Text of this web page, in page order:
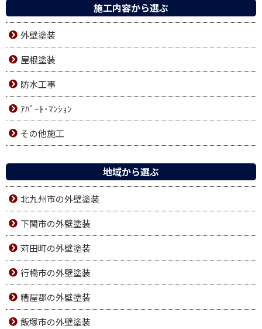
施工内容から選ぶ
外壁塗装
屋根塗装
防水工事
ｱﾊﾟｰﾄ･ﾏﾝｼｮﾝ
その他施工
地域から選ぶ
北九州市の外壁塗装
下関市の外壁塗装
苅田町の外壁塗装
行橋市の外壁塗装
糟屋郡の外壁塗装
飯塚市の外壁塗装